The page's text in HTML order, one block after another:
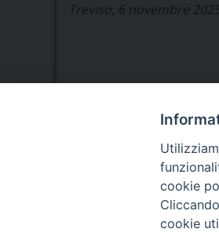
Treviso, 6 novembre
p.tta Benedetto XI, 2
segreteria@issrgp1.it
cookie
cookie